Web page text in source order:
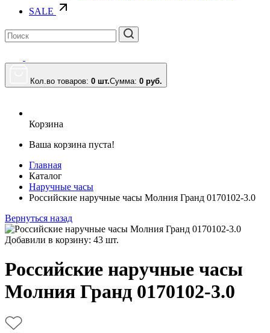
SALE
Кол.во товаров: 0 шт.Сумма: 0 руб.
Корзина
Ваша корзина пуста!
Главная
Каталог
Наручные часы
Российские наручные часы Молния Гранд 0170102-3.0
Вернуться назад
Добавили в корзину: 43 шт.
Российские наручные часы
Молния Гранд 0170102-3.0